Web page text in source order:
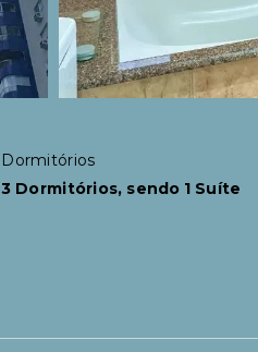
Dormitórios
3 Dormitórios, sendo 1 Suíte